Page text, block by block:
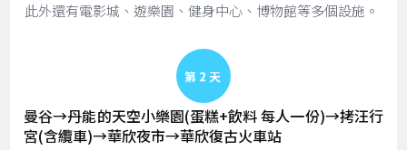
此外還有電影城、遊樂園、健身中心、博物館等多個設施。
Day 2
曼谷→丹能的天空小樂園(蛋糕+飲料 每人一份)→拷汪行
宮(含纜車)→華欣夜市→華欣復古火車站